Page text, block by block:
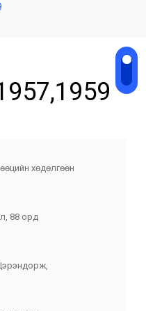
хөдөлгөөн
88 орд